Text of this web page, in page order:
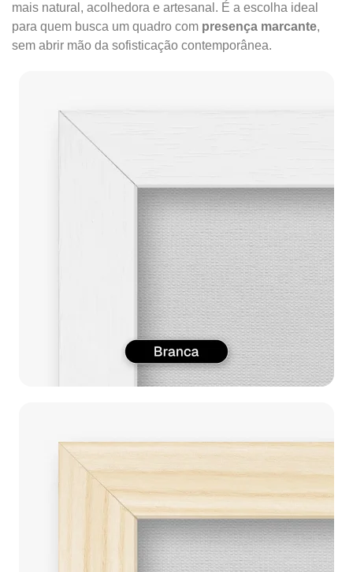
mais natural, acolhedora e artesanal. É a escolha ideal
para quem busca um quadro com presença marcante,
sem abrir mão da sofisticação contemporânea.